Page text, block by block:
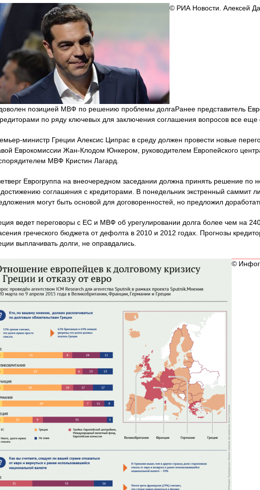
© РИА Новости. Алексей
позицией МВФ по решению проблемы долгаРанее представитель
по ряду ключевых для заключения соглашения вопросов все еще
министр Греции Алексис Ципрас в среду должен провести новые
Еврокомиссии Жан-Клодом Юнкером, руководителем Европейского
МВФ Кристин Лагард.
Еврогруппа на внеочередном заседании должна принять решение по
соглашения с кредиторами. В понедельник экстренный саммит
могут быть основой для договоренностей, но предложил
ведет переговоры с ЕС и МВФ об урегулировании долга более чем на
греческого бюджета от дефолта в 2010 и 2012 годах. Прогнозы
выплачивать долги, не оправдались.
©